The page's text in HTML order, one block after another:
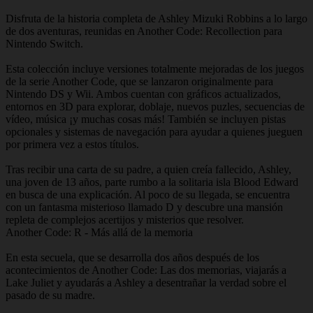
Disfruta de la historia completa de Ashley Mizuki Robbins a lo largo
de dos aventuras, reunidas en Another Code: Recollection para
Nintendo Switch.
Esta colección incluye versiones totalmente mejoradas de los juegos
de la serie Another Code, que se lanzaron originalmente para
Nintendo DS y Wii. Ambos cuentan con gráficos actualizados,
entornos en 3D para explorar, doblaje, nuevos puzles, secuencias de
vídeo, música ¡y muchas cosas más! También se incluyen pistas
opcionales y sistemas de navegación para ayudar a quienes jueguen
por primera vez a estos títulos.
Tras recibir una carta de su padre, a quien creía fallecido, Ashley,
una joven de 13 años, parte rumbo a la solitaria isla Blood Edward
en busca de una explicación. Al poco de su llegada, se encuentra
con un fantasma misterioso llamado D y descubre una mansión
repleta de complejos acertijos y misterios que resolver.
Another Code: R - Más allá de la memoria
En esta secuela, que se desarrolla dos años después de los
acontecimientos de Another Code: Las dos memorias, viajarás a
Lake Juliet y ayudarás a Ashley a desentrañar la verdad sobre el
pasado de su madre.